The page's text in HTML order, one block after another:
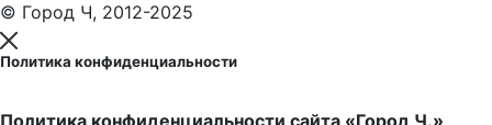
© Город Ч, 2012-2025
Политика конфиденциальности